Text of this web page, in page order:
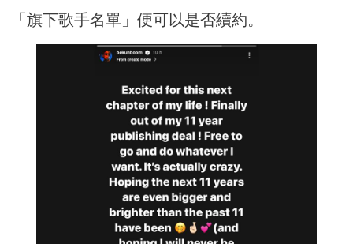
「旗下歌手名單」便可以是否續約。